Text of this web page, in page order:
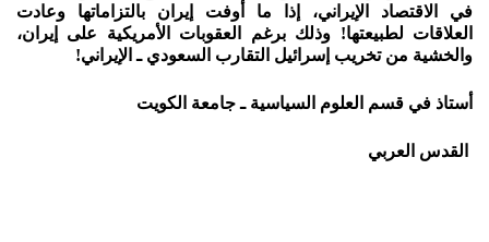
في الاقتصاد الإيراني، إذا ما أوفت إيران بالتزاماتها وعادت
العلاقات لطبيعتها! وذلك برغم العقوبات الأمريكية على إيران،
والخشية من تخريب إسرائيل التقارب السعودي ـ الإيراني!
أستاذ في قسم العلوم السياسية ـ جامعة الكويت
القدس العربي